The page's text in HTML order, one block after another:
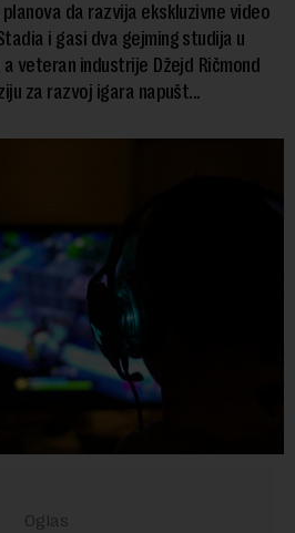
da razvija ekskluzivne video
i gasi dva gejming studija u
veteran industrije Džejd Ričmond
za razvoj igara napušt...